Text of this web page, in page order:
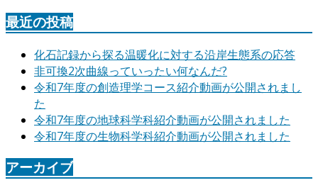
最近の投稿
化石記録から探る温暖化に対する沿岸生態系の応答
非可換2次曲線っていったい何なんだ?
令和7年度の創造理学コース紹介動画が公開されまし
た
令和7年度の地球科学科紹介動画が公開されました
令和7年度の生物科学科紹介動画が公開されました
アーカイブ